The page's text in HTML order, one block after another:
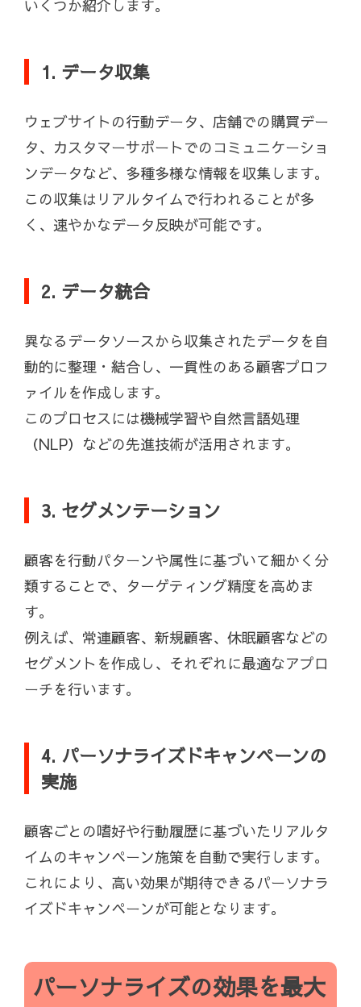
いくつか紹介します。
1. データ収集
ウェブサイトの行動データ、店舗での購買デー
タ、カスタマーサポートでのコミュニケーショ
ンデータなど、多種多様な情報を収集します。
この収集はリアルタイムで行われることが多
く、速やかなデータ反映が可能です。
2. データ統合
異なるデータソースから収集されたデータを自
動的に整理・結合し、一貫性のある顧客プロフ
ァイルを作成します。
このプロセスには機械学習や自然言語処理
（NLP）などの先進技術が活用されます。
3. セグメンテーション
顧客を行動パターンや属性に基づいて細かく分
類することで、ターゲティング精度を高めま
す。
例えば、常連顧客、新規顧客、休眠顧客などの
セグメントを作成し、それぞれに最適なアプロ
ーチを行います。
4. パーソナライズドキャンペーンの
実施
顧客ごとの嗜好や行動履歴に基づいたリアルタ
イムのキャンペーン施策を自動で実行します。
これにより、高い効果が期待できるパーソナラ
イズドキャンペーンが可能となります。
パーソナライズの効果を最大